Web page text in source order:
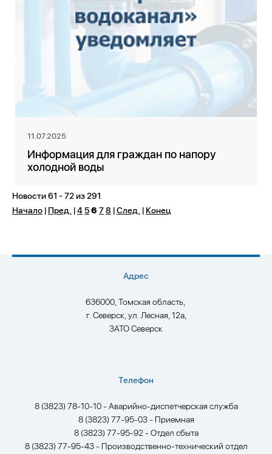
11.07.2025
Информация для граждан по напору
холодной воды
Новости 61 - 72 из 291
Начало|Пред. |45678 |След. |Конец
Адрес
636000, Томская область,
г. Северск, ул. Лесная, 12а,
ЗАТО Северск
Телефон
8 (3823) 78-10-10 - Аварийно-диспетчерская служба
8 (3823) 77-95-03 - Приемная
8 (3823) 77-95-92 - Отдел сбыта
8 (3823) 77-95-43 - Производственно-технический отдел